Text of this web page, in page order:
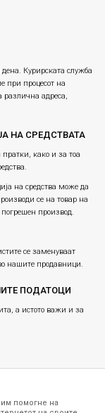
Курирската служба
при процесот на
различна адреса,
НА СРЕДСТВАТА
како и за тоа
на средства може да
се на товар на
погрешен производ.
се заменуваат
нашите продавници.
ПОДАТОЦИ
а истото важи и за
помогне на